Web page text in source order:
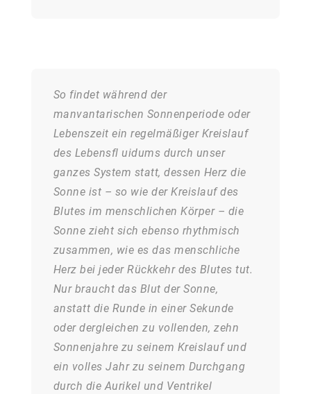
So findet während der
manvantarischen Sonnenperiode oder
Lebenszeit ein regelmäßiger Kreislauf
des Lebensfl uidums durch unser
ganzes System statt, dessen Herz die
Sonne ist – so wie der Kreislauf des
Blutes im menschlichen Körper – die
Sonne zieht sich ebenso rhythmisch
zusammen, wie es das menschliche
Herz bei jeder Rückkehr des Blutes tut.
Nur braucht das Blut der Sonne,
anstatt die Runde in einer Sekunde
oder dergleichen zu vollenden, zehn
Sonnenjahre zu seinem Kreislauf und
ein volles Jahr zu seinem Durchgang
durch die Aurikel und Ventrikel